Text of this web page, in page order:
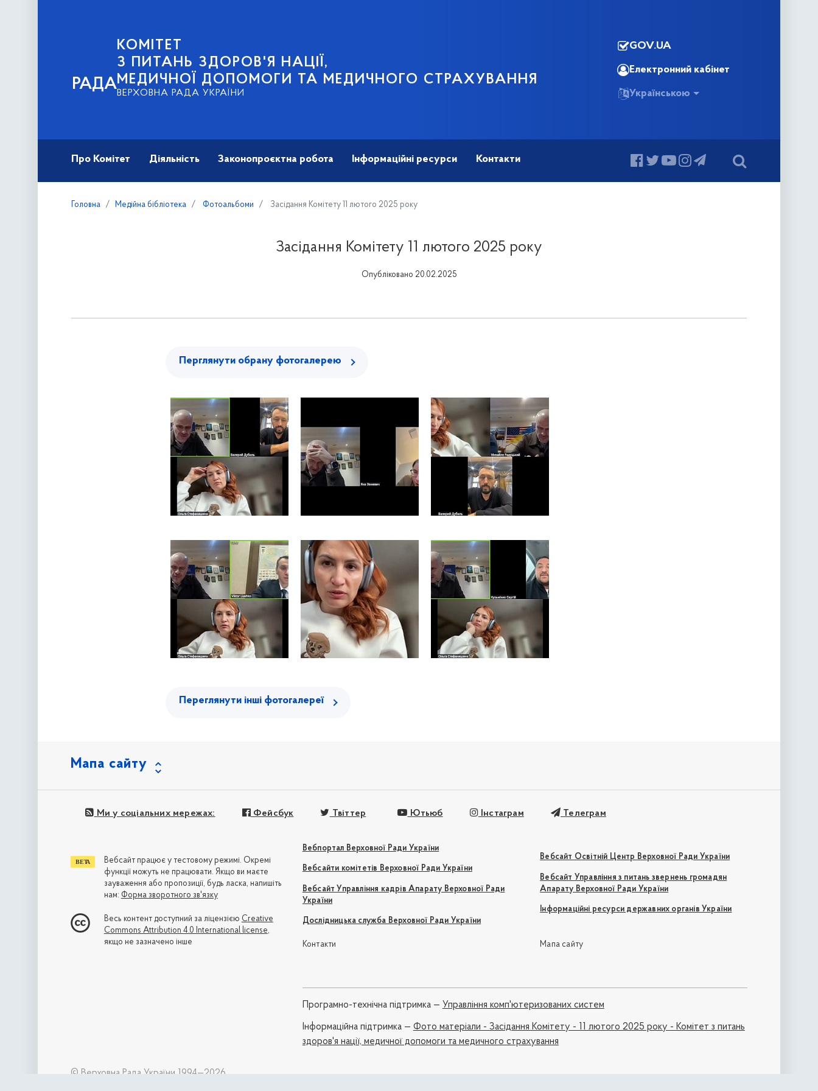
РАДА
КОМІТЕТ
З ПИТАНЬ ЗДОРОВ'Я НАЦІЇ,
МЕДИЧНОЇ ДОПОМОГИ ТА МЕДИЧНОГО СТРАХУВАННЯ
ВЕРХОВНА РАДА УКРАЇНИ
GOV.UA
Електронний кабінет
Українською
Про Комітет Діяльність Законопроєктна робота Інформаційні ресурси Контакти
Головна Медійна бібліотека Фотоальбоми Засідання Комітету 11 лютого 2025 року
Засідання Комітету 11 лютого 2025 року
Опубліковано 20.02.2025
Перглянути обрану фотогалерею
Переглянути інші фотогалереї
Мапа сайту
Ми у соціальних мережах: Фейсбук Твіттер Ютьюб Інстаграм Телеграм
Вебпортал Верховної Ради України
Вебсайти комітетів Верховної Ради України
Вебсайт Управління кадрів Апарату Верховної Ради
України
Дослідницька служба Верховної Ради України
Вебсайт Освітній Центр Верховної Ради України
Вебсайт Управління з питань звернень громадян
Апарату Верховної Ради України
Інформаційні ресурси державних органів України
Контакти Мапа сайту
Програмно-технічна підтримка — Управління комп'ютеризованих систем
Iнформаційна підтримка — Фото матеріали - Засідання Комітету - 11 лютого 2025 року - Комітет з питань
здоров'я нації, медичної допомоги та медичного страхування
Вебсайт працює у тестовому режимі. Окремі
функції можуть не працювати. Якщо ви маєте
зауваження або пропозиції, будь ласка, напишіть
нам: Форма зворотного зв'язку
Весь контент доступний за ліцензією Creative
Commons Attribution 4.0 International license,
якщо не зазначено інше
© Верховна Рада України 1994—2026